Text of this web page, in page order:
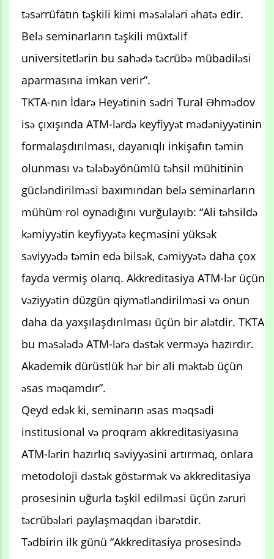
təsərrüfatın təşkili kimi məsələləri əhatə edir.
Belə seminarların təşkili müxtəlif
universitetlərin bu sahədə təcrübə mübadiləsi
aparmasına imkan verir”.
TKTA-nın İdarə Heyətinin sədri Tural Əhmədov
isə çıxışında ATM-lərdə keyfiyyət mədəniyyətinin
formalaşdırılması, dayanıqlı inkişafın təmin
olunması və tələbəyönümlü təhsil mühitinin
gücləndirilməsi baxımından belə seminarların
mühüm rol oynadığını vurğulayıb: “Ali təhsildə
kəmiyyətin keyfiyyətə keçməsini yüksək
səviyyədə təmin edə bilsək, cəmiyyətə daha çox
fayda vermiş olarıq. Akkreditasiya ATM-lər üçün
vəziyyətin düzgün qiymətləndirilməsi və onun
daha da yaxşılaşdırılması üçün bir alətdir. TKTA
bu məsələdə ATM-lərə dəstək verməyə hazırdır.
Akademik dürüstlük hər bir ali məktəb üçün
əsas məqamdır”.
Qeyd edək ki, seminarın əsas məqsədi
institusional və proqram akkreditasiyasına
ATM-lərin hazırlıq səviyyəsini artırmaq, onlara
metodoloji dəstək göstərmək və akkreditasiya
prosesinin uğurla təşkil edilməsi üçün zəruri
təcrübələri paylaşmaqdan ibarətdir.
Tədbirin ilk günü “Akkreditasiya prosesində